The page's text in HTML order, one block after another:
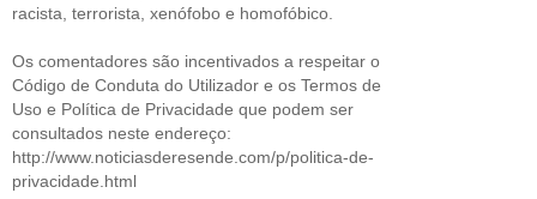
racista, terrorista, xenófobo e homofóbico.
Os comentadores são incentivados a respeitar o
Código de Conduta do Utilizador e os Termos de
Uso e Política de Privacidade que podem ser
consultados neste endereço:
http://www.noticiasderesende.com/p/politica-de-
privacidade.html